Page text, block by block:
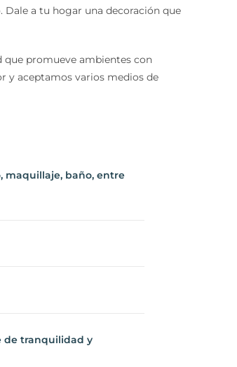
a tu hogar una decoración que
promueve ambientes con
y aceptamos varios medios de
maquillaje, baño, entre
tranquilidad y